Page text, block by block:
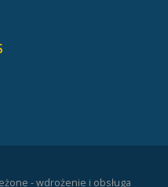
- wdrożenie i obsługa